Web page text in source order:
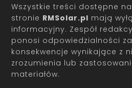
Wszystkie treści dostępne na
stronie RMSolar.pl mają
informacyjny. Zespół
ponosi odpowiedzialności
konsekwencje wynikające z
zrozumienia lub
materiałów.